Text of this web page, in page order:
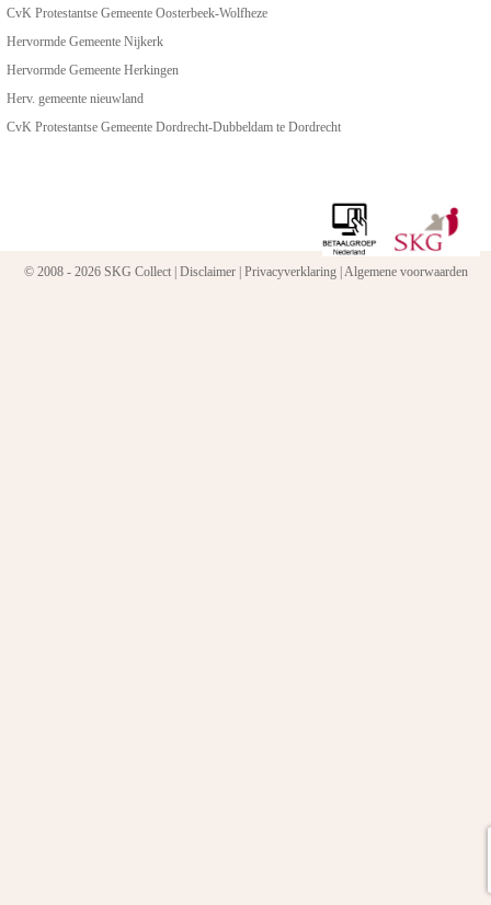
CvK Protestantse Gemeente Oosterbeek-Wolfheze
Hervormde Gemeente Nijkerk
Hervormde Gemeente Herkingen
Herv. gemeente nieuwland
CvK Protestantse Gemeente Dordrecht-Dubbeldam te Dordrecht
© 2008 - 2026 SKG Collect | Disclaimer| Privacyverklaring| Algemene voorwaarden